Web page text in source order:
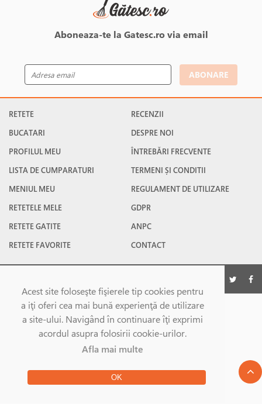
Acest site foloseşte fişierele tip cookies pentru
a iţi oferi cea mai bună experienţă de utilizare
a site-ului. Navigând în continuare îţi exprimi
acordul asupra folosirii cookie-urilor.
Afla mai multe
OK
Aboneaza-te la Gatesc.ro via email
ABONARE
RETETE
BUCATARI
PROFILUL MEU
LISTA DE CUMPARATURI
MENIUL MEU
RETETELE MELE
RETETE GATITE
RETETE FAVORITE
RECENZII
DESPRE NOI
ÎNTREBĂRI FRECVENTE
TERMENI ȘI CONDITII
REGULAMENT DE UTILIZARE
GDPR
ANPC
CONTACT